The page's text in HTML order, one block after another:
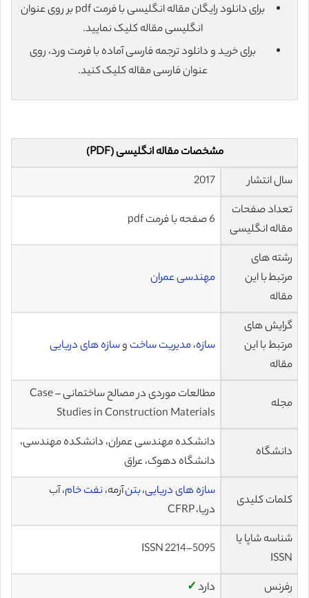
برای دانلود رایگان مقاله انگلیسی با فرمت pdf بر روی عنوان
انگلیسی مقاله کلیک نمایید.
برای خرید و دانلود ترجمه فارسی آماده با فرمت ورد، روی
عنوان فارسی مقاله کلیک کنید.
مشخصات مقاله انگلیسی (PDF)
سال انتشار
2017
تعداد صفحات
مقاله انگلیسی
6 صفحه با فرمت pdf
رشته های
مرتبط با این
مقاله
مهندسی عمران
گرایش های
مرتبط با این
مقاله
سازه،مدیریت ساخت وسازه های دریایی
مجله
مطالعات موردی در مصالح ساختمانی – Case
Studies in Construction Materials
دانشگاه
دانشکده مهندسی عمران، دانشکده مهندسی،
دانشگاه دهوک، عراق
کلمات کلیدی
سازه های دریایی،بتنآرمه،نفت خام، آب
دریا، CFRP
شناسه شاپا یا
ISSN
ISSN 2214-5095
رفرنس دارد✓